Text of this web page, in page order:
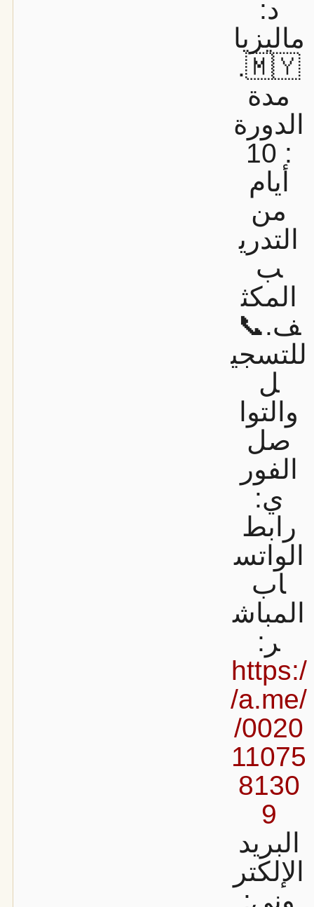
د:
ماليزيا
🇲🇾.
مدة
الدورة
: 10
أيام
من
التدري
ب
المكث
ف.📞
للتسجي
ل
والتوا
صل
الفور
ي:
رابط
الواتس
اب
المباش
ر:
https:/
/a.me/
/0020
11075
8130
9
البريد
الإلكتر
وني: